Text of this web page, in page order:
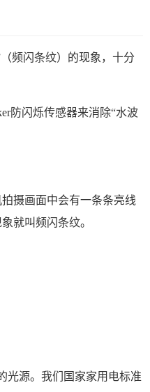
频闪条纹）的现象，十分
防闪烁传感器来消除“水波
摄画面中会有一条条亮线
就叫频闪条纹。
光源。我们国家家用电标准